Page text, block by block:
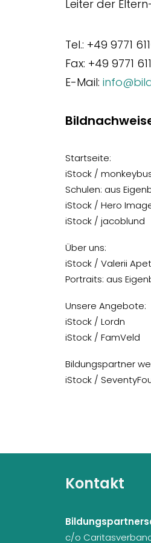
Leiter der
Tel.: +49 9771
Fax: +49 9771
E-Mail:
Startseite:
iStock /
Schulen: aus
iStock / Hero
iStock / jacoblund
Über uns:
iStock / Valerii
Portraits: aus
Unsere Angebote:
iStock / Lordn
iStock / FamVeld
Bildungspartner
iStock /
Kontakt
c/o